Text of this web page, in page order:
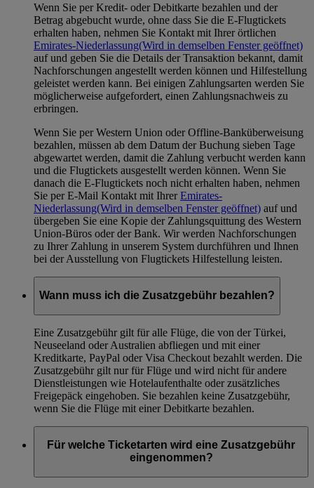
Wenn Sie per Kredit- oder Debitkarte bezahlen und der
Betrag abgebucht wurde, ohne dass Sie die E-Flugtickets
erhalten haben, nehmen Sie Kontakt mit Ihrer örtlichen
Emirates-Niederlassung(Wird in demselben Fenster geöffnet)
auf und geben Sie die Details der Transaktion bekannt, damit
Nachforschungen angestellt werden können und Hilfestellung
geleistet werden kann. Bei einigen Zahlungsarten werden Sie
möglicherweise aufgefordert, einen Zahlungsnachweis zu
erbringen.
Wenn Sie per Western Union oder Offline-Banküberweisung
bezahlen, müssen ab dem Datum der Buchung sieben Tage
abgewartet werden, damit die Zahlung verbucht werden kann
und die Flugtickets ausgestellt werden können. Wenn Sie
danach die E-Flugtickets noch nicht erhalten haben, nehmen
Sie per E-Mail Kontakt mit IhrerEmirates-
Niederlassung(Wird in demselben Fenster geöffnet) auf und
übergeben Sie eine Kopie der Zahlungsquittung des Western
Union-Büros oder der Bank. Wir werden Nachforschungen
zu Ihrer Zahlung in unserem System durchführen und Ihnen
bei der Ausstellung von Flugtickets Hilfestellung leisten.
Wann muss ich die Zusatzgebühr bezahlen?
Eine Zusatzgebühr gilt für alle Flüge, die von der Türkei,
Neuseeland oder Australien abfliegen und mit einer
Kreditkarte, PayPal oder Visa Checkout bezahlt werden. Die
Zusatzgebühr gilt nur für Flüge und wird nicht für andere
Dienstleistungen wie Hotelaufenthalte oder zusätzliches
Freigepäck eingehoben. Sie bezahlen keine Zusatzgebühr,
wenn Sie die Flüge mit einer Debitkarte bezahlen.
Für welche Ticketarten wird eine Zusatzgebühr
eingenommen?